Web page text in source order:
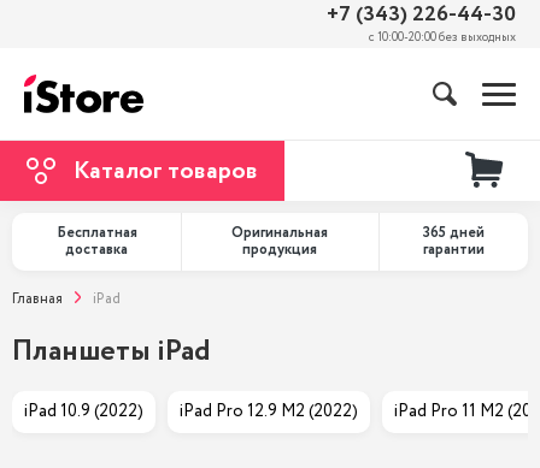
+7 (343) 226-44-30
с 10:00-20:00 без выходных
Каталог товаров
Бесплатная
доставка
Оригинальная
продукция
365 дней
гарантии
Главная iPad
Планшеты iPad
iPad 10.9 (2022) iPad Pro 12.9 M2 (2022) iPad Pro 11 M2